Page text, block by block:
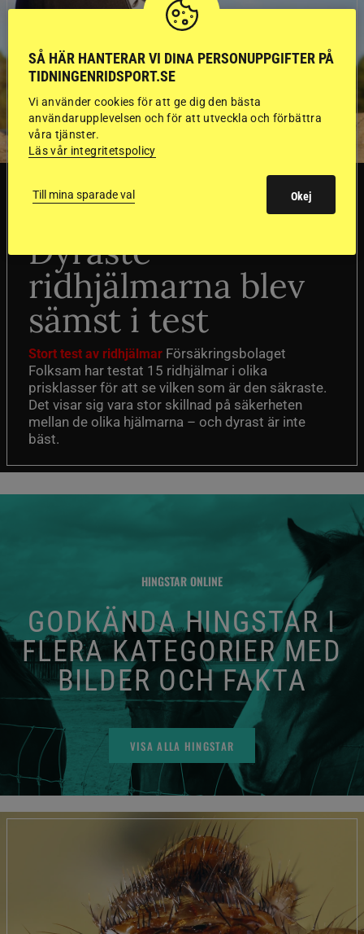
Dyraste
ridhjälmarna blev
sämst i test
Stort test av ridhjälmar Försäkringsbolaget
Folksam har testat 15 ridhjälmar i olika
prisklasser för att se vilken som är den säkraste.
Det visar sig vara stor skillnad på säkerheten
mellan de olika hjälmarna – och dyrast är inte
bäst.
HINGSTAR ONLINE
GODKÄNDA HINGSTAR I
FLERA KATEGORIER MED
BILDER OCH FAKTA
VISA ALLA HINGSTAR
SÅ HÄR HANTERAR VI DINA PERSONUPPGIFTER PÅ
TIDNINGENRIDSPORT.SE
Vi använder cookies för att ge dig den bästa
användarupplevelsen och för att utveckla och förbättra
våra tjänster.
Läs vår integritetspolicy
Till mina sparade val Okej